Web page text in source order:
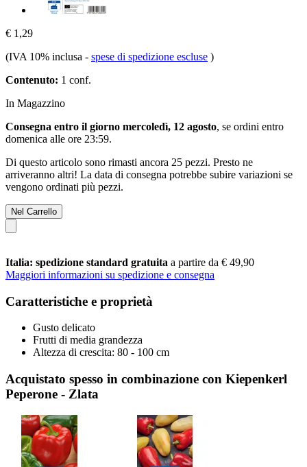
€ 1,29
(IVA 10% inclusa - spese di spedizione escluse )
Contenuto: 1 conf.
In Magazzino
Consegna entro il giorno mercoledì, 12 agosto, se ordini entro
domenica alle ore 23:59.
Di questo articolo sono rimasti ancora 25 pezzi. Presto ne
arriveranno altri! La data di consegna potrebbe subire variazioni se
vengono ordinati più pezzi.
Nel Carrello
Italia: spedizione standard gratuita a partire da € 49,90
Maggiori informazioni su spedizione e consegna
Caratteristiche e proprietà
Gusto delicato
Frutti di media grandezza
Altezza di crescita: 80 - 100 cm
Acquistato spesso in combinazione con Kiepenkerl
Peperone - Zlata